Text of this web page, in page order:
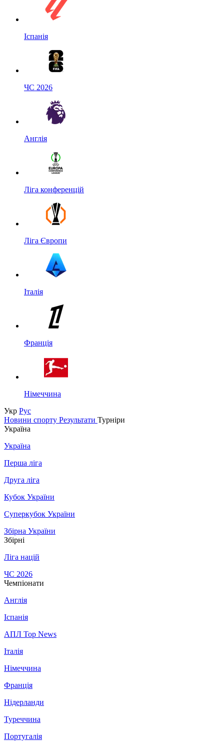
Іспанія
ЧС 2026
Англія
Ліга конференцій
Ліга Європи
Італія
Франція
Німеччина
Укр Рус
Новини спорту Результати Турніри
Україна
Україна
Перша ліга
Друга ліга
Кубок України
Суперкубок України
Збірна України
Збірні
Ліга націй
ЧС 2026
Чемпіонати
Англія
Іспанія
АПЛ Top News
Італія
Німеччина
Франція
Нідерланди
Туреччина
Португалія